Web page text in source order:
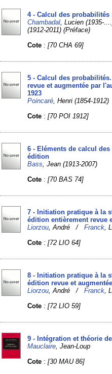
4 - Calcul des probabilités
Chambadal , Lucien
(1912-2011) (Préface)
Cote :[70 CHA 69]
5 - Calcul des
revue et augmentée par
1923
Poincaré , Henri (1854-1912)
Cote :[70 POI 1912]
6 - Eléments de calcul
édition
Bass , Jean (1913-2007)
Cote :[70 BAS 74]
7 - Initiation pratique à la
édition entièrement revue
Liorzou , André /Franck ,
Cote :[72 LIO 64]
8 - Initiation pratique à la
édition revue et augmentée
Liorzou , André /Franck ,
Cote :[72 LIO 59]
9 - Intégration et théorie
Mauclaire , Jean-Loup
Cote :[30 MAU 86]